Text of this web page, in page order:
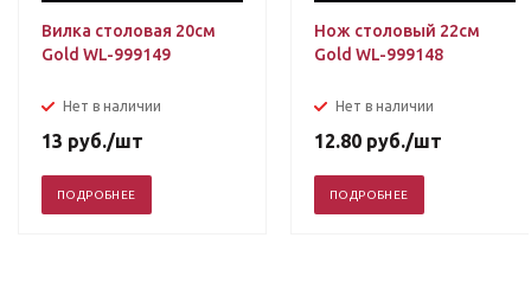
Вилка столовая 20см
Gold WL-999149
Нет в наличии
13 руб./шт
ПОДРОБНЕЕ
Нож столовый 22см
Gold WL-999148
Нет в наличии
12.80 руб./шт
ПОДРОБНЕЕ